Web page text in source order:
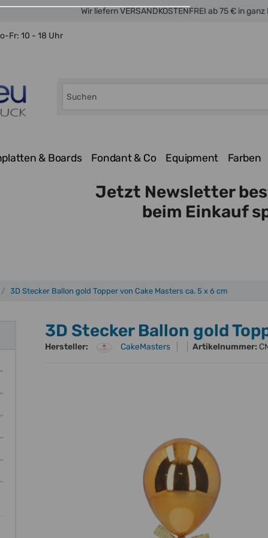
Wir liefern VERSANDKOSTENFREI ab 75 € in
Fr: 10 - 18 Uhr
& Boards Fondant & Co Equipment Farben
Jetzt Newsletter
beim Einkauf
3D Stecker Ballon gold Topper von Cake Masters ca. 5 x 6 cm
3D Stecker Ballon gold
Hersteller: CakeMasters Artikelnummer: